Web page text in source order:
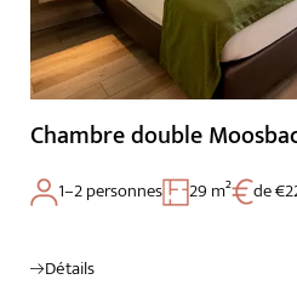
Chambre double
1–2 personnes 29 m² de
Détails